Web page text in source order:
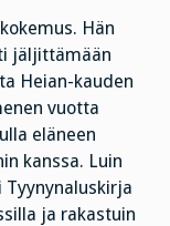
Hän
jäljittämään
Heian-kauden
vuotta
eläneen
kanssa. Luin
ja rakastuin